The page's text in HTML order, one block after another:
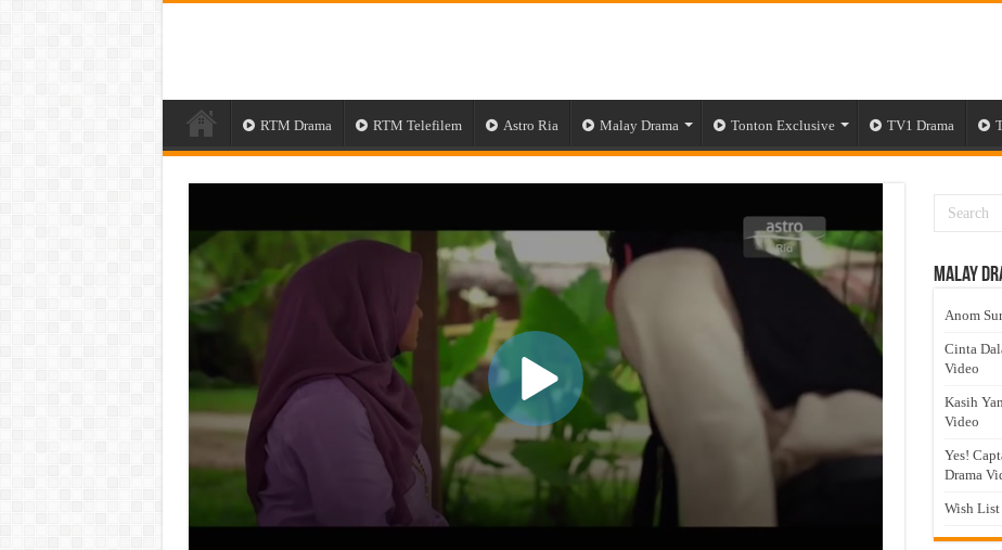
RTM Drama RTM Telefilem Astro Ria Malay Drama Tonton Exclusive TV1 Drama
Malay
Anom
Cinta
Video
Kasih
Video
Yes!
Drama
Wish